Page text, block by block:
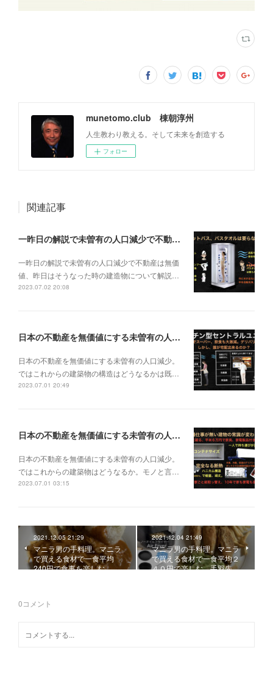
munetomo.club 棟朝淳州
人生教わり教える。そして未来を創造する
フォロー
関連記事
一昨日の解説で未曽有の人口減少で不動産は無価値、昨日はそうなった時の建造物について解説、今日からはその設備について解説をして行く。
一昨日の解説で未曽有の人口減少で不動産は無価
値、昨日はそうなった時の建造物について解説…
2023.07.02 20:08
日本の不動産を無価値にする未曽有の人口減少。ではこれからの建築物の構造はどうなるかは既に解説した。今はその内部の内容。その1
日本の不動産を無価値にする未曽有の人口減少。
ではこれからの建築物の構造はどうなるかは既…
2023.07.01 20:49
日本の不動産を無価値にする未曽有の人口減少。ではこれからの建築物はどうなるか。
日本の不動産を無価値にする未曽有の人口減少。
ではこれからの建築物はどうなるか。モノと言…
2023.07.01 03:15
2021.12.05 21:29
マニラ男の手料理。マニラ
で買える食材で一食平均
240円で食事を楽しむ。…
2021.12.04 21:49
マニラ男の手料理。マニラ
で買える食材で一食平均２
４０円で楽しむ。手羽先…
0コメント